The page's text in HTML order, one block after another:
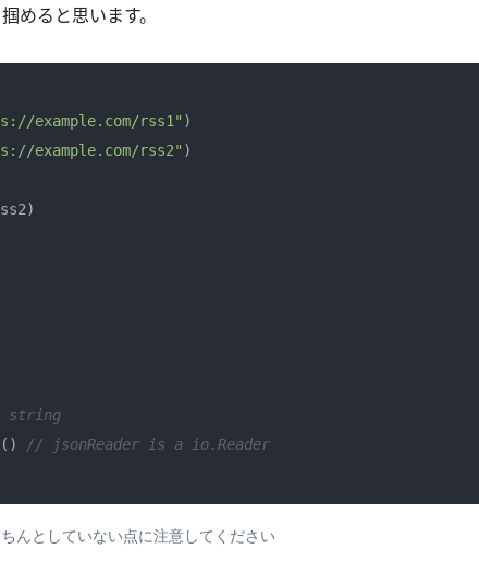
めると思います。
example.com/rss1" )
example.com/rss2" )
// jsonReader is a io.Reader
んとしていない点に注意してください